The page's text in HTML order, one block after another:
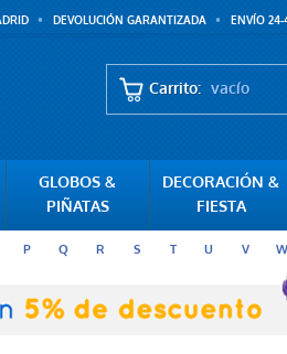
DEVOLUCIÓN GARANTIZADA ENVÍO
Carrito: vacío
GLOBOS &
PIÑATAS
DECORACIÓN &
FIESTA
P Q R S T U V W